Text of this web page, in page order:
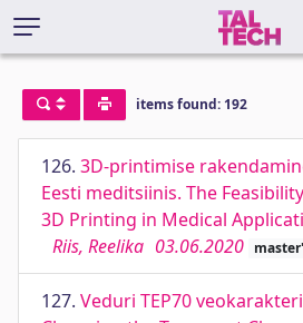
items found: 192
126. 3D-printimise
Eesti meditsiinis. The
3D Printing in Medical
Riis, Reelika 03.06.2020
127. Veduri TEP70